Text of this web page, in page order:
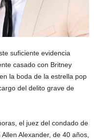
suficiente evidencia
casado con Britney
la boda de la estrella pop
del delito grave de
el juez del condado de
Alexander, de 40 años,